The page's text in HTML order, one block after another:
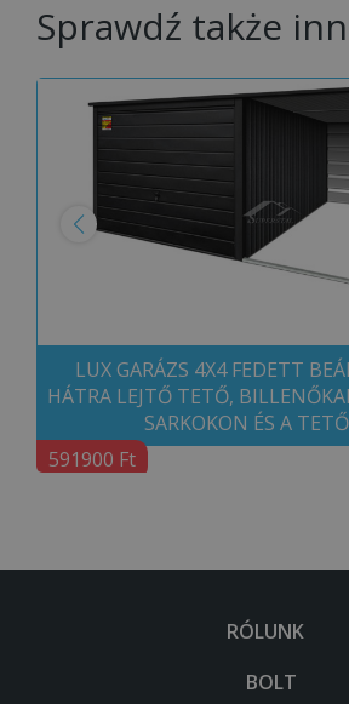
Sprawdź także
LUX GARÁZS 4X4 FEDETT
HÁTRA LEJTŐ TETŐ,
SARKOKON ÉS A
591900 Ft
RÓLUNK
BOLT